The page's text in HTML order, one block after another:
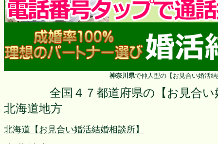
神奈川県で仲人型の【お見合い婚活
全国４７都道府県の【お見合
北海道地方
北海道【お見合い婚活結婚相談所】